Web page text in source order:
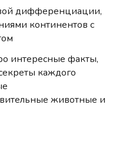
дифференциации,
континентов с
интересные факты,
каждого
животные и